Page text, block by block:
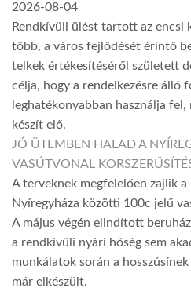
2026-08-04
Rendkívüli ülést tartott az encsi
több, a város fejlődését érintő
telkek értékesítéséről született
célja, hogy a rendelkezésre álló
leghatékonyabban használja
készít elő.
JÓ ÜTEMBEN HALAD A
VASÚTVONAL
A terveknek megfelelően zajlik
Nyíregyháza közötti 100c jelű
A május végén elindított
a rendkívüli nyári hőség sem
munkálatok során a
már elkészült.